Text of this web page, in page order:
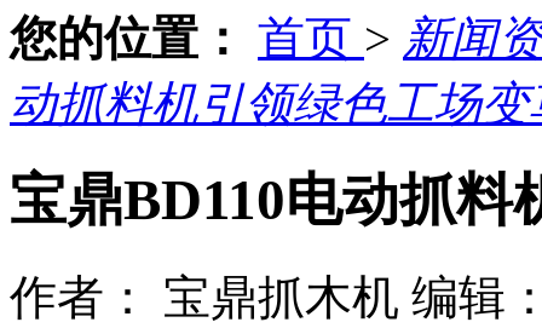
您的位置： 首页 > 新闻
动抓料机引领绿色工场变
宝鼎BD110电动抓
作者： 宝鼎抓木机 编辑